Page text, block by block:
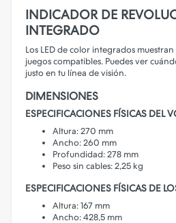
INDICADOR DE
INTEGRADO
Los LED de color integrados
juegos compatibles. Puedes ver
justo en tu línea de visión.
DIMENSIONES
ESPECIFICACIONES FÍSICAS DEL
Altura: 270 mm
Ancho: 260 mm
Profundidad: 278 mm
Peso sin cables: 2,25 kg
ESPECIFICACIONES FÍSICAS DE
Altura: 167 mm
Ancho: 428,5 mm